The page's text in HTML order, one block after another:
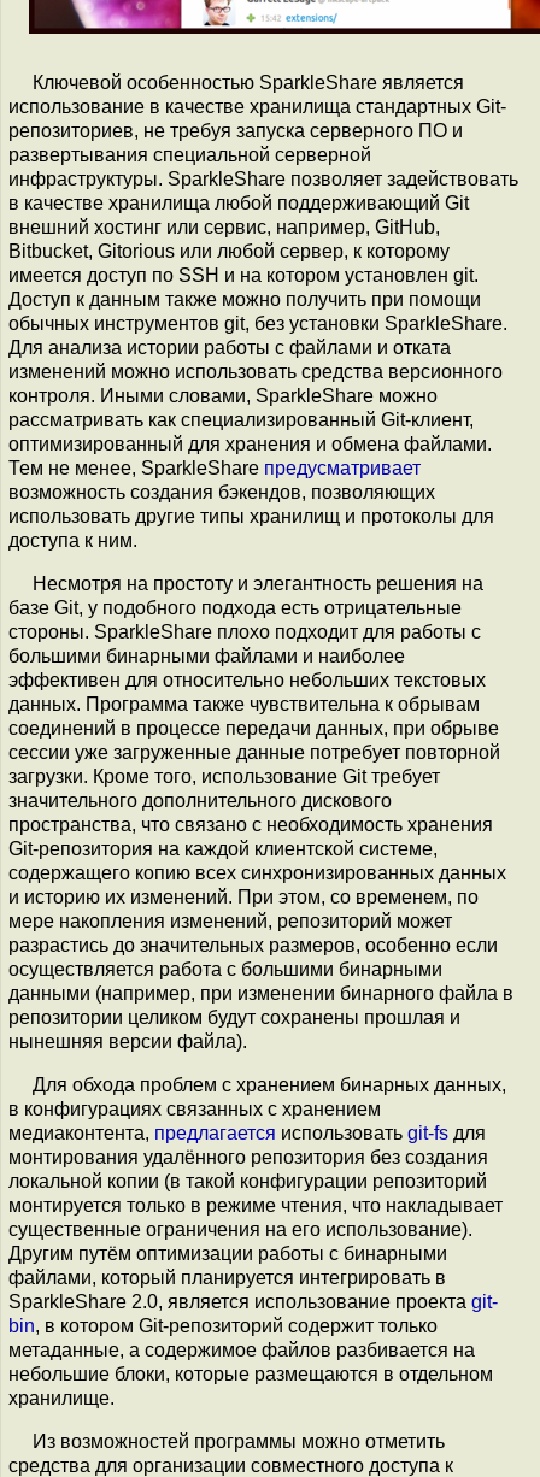
Ключевой особенностью SparkleShare является
использование в качестве хранилища стандартных Git-
репозиториев, не требуя запуска серверного ПО и
развертывания специальной серверной
инфраструктуры. SparkleShare позволяет задействовать
в качестве хранилища любой поддерживающий Git
внешний хостинг или сервис, например, GitHub,
Bitbucket, Gitorious или любой сервер, к которому
имеется доступ по SSH и на котором установлен git.
Доступ к данным также можно получить при помощи
обычных инструментов git, без установки SparkleShare.
Для анализа истории работы с файлами и отката
изменений можно использовать средства версионного
контроля. Иными словами, SparkleShare можно
рассматривать как специализированный Git-клиент,
оптимизированный для хранения и обмена файлами.
Тем не менее, SparkleShare предусматривает
возможность создания бэкендов, позволяющих
использовать другие типы хранилищ и протоколы для
доступа к ним.
Несмотря на простоту и элегантность решения на
базе Git, у подобного подхода есть отрицательные
стороны. SparkleShare плохо подходит для работы с
большими бинарными файлами и наиболее
эффективен для относительно небольших текстовых
данных. Программа также чувствительна к обрывам
соединений в процессе передачи данных, при обрыве
сессии уже загруженные данные потребует повторной
загрузки. Кроме того, использование Git требует
значительного дополнительного дискового
пространства, что связано с необходимость хранения
Git-репозитория на каждой клиентской системе,
содержащего копию всех синхронизированных данных
и историю их изменений. При этом, со временем, по
мере накопления изменений, репозиторий может
разрастись до значительных размеров, особенно если
осуществляется работа с большими бинарными
данными (например, при изменении бинарного файла в
репозитории целиком будут сохранены прошлая и
нынешняя версии файла).
Для обхода проблем с хранением бинарных данных,
в конфигурациях связанных с хранением
медиаконтента, предлагается использовать git-fs для
монтирования удалённого репозитория без создания
локальной копии (в такой конфигурации репозиторий
монтируется только в режиме чтения, что накладывает
существенные ограничения на его использование).
Другим путём оптимизации работы с бинарными
файлами, который планируется интегрировать в
SparkleShare 2.0, является использование проекта git-
bin, в котором Git-репозиторий содержит только
метаданные, а содержимое файлов разбивается на
небольшие блоки, которые размещаются в отдельном
хранилище.
Из возможностей программы можно отметить
средства для организации совместного доступа к